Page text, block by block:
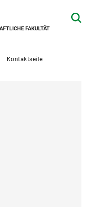
FAKULTÄT
Kontaktseite